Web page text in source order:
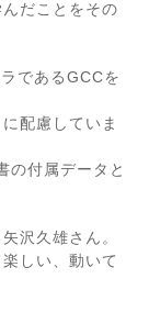
だことをその
であるGCCを
配慮していま
の付属データと
沢久雄さん。
しい、動いて